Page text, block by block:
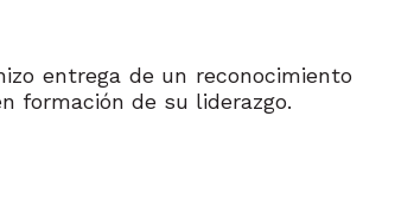
entrega de un reconocimiento
formación de su liderazgo.